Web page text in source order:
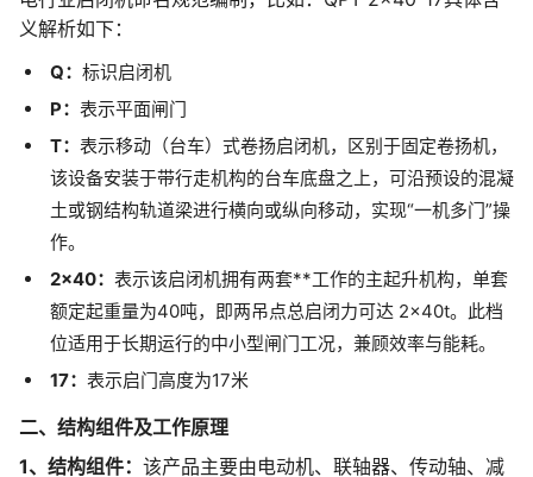
义解析如下：
Q： 标识启闭机
P： 表示平面闸门
T： 表示移动（台车）式卷扬启闭机，区别于固定卷扬机，
该设备安装于带行走机构的台车底盘之上，可沿预设的混凝
土或钢结构轨道梁进行横向或纵向移动，实现“一机多门”操
作。
2×40： 表示该启闭机拥有两套**工作的主起升机构，单套
额定起重量为40吨，即两吊点总启闭力可达 2×40t。此档
位适用于长期运行的中小型闸门工况，兼顾效率与能耗。
17： 表示启门高度为17米
二、结构组件及工作原理
1、结构组件： 该产品主要由电动机、联轴器、传动轴、减